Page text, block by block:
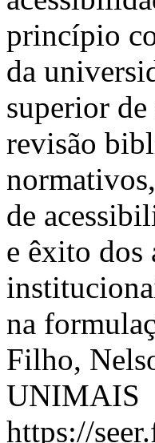
princípio
da
superior
revisão
de
e êxito dos
na
Filho,
UNIMAIS
https://